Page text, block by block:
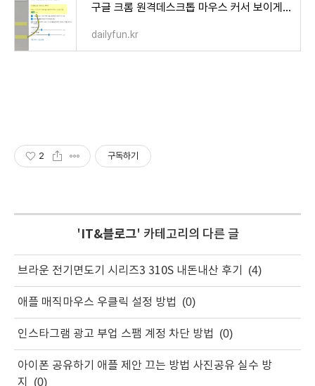
구글 크롬 원격데스크톱 마우스 커서 보이게 설정하기
dailyfun.kr
2 구독하기
' IT&블로그' 카테고리의 다른 글
브라운 전기면도기 시리즈3 310S 내돈내산 후기 (4)
애플 매직마우스 우클릭 설정 방법 (0)
인스타그램 광고 부업 스팸 계정 차단 방법 (0)
아이폰 공유하기 애플 제안 끄는 방법 사진공유 실수 방
지
(0)